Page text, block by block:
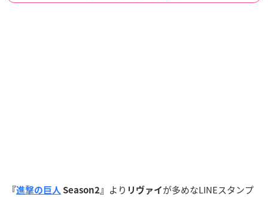
『進撃の巨人 Season2』 より リヴァイ が多めなLINEスタンプ